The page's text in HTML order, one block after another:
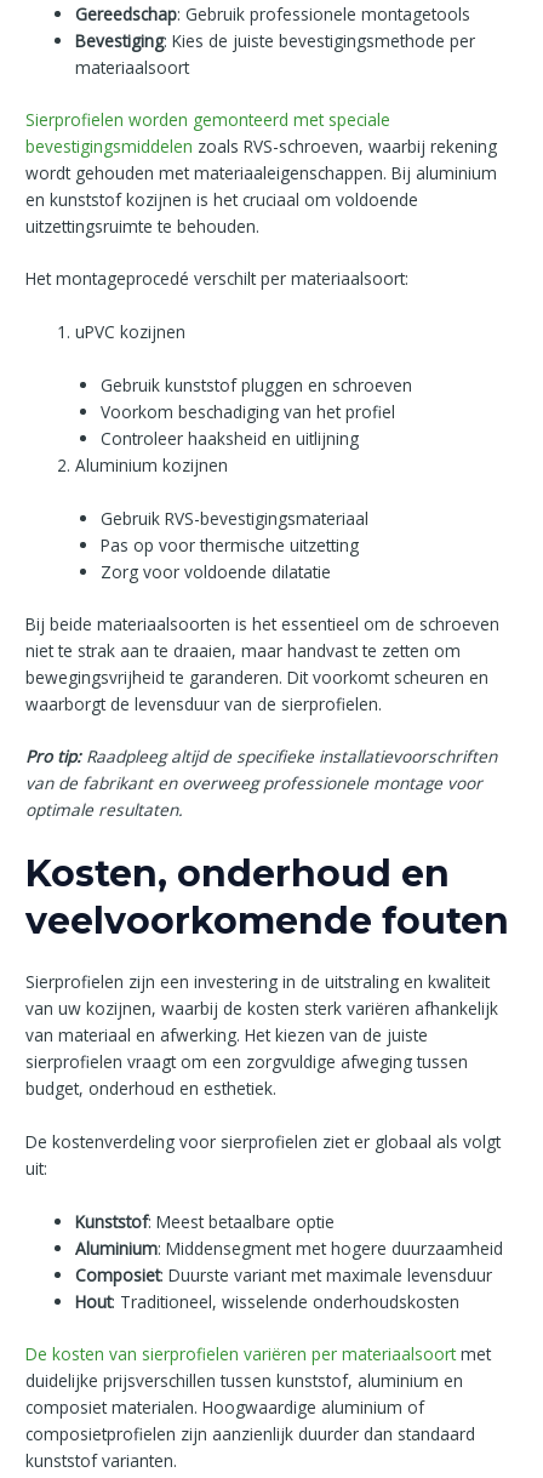
Gereedschap: Gebruik professionele montagetools
Bevestiging: Kies de juiste bevestigingsmethode per
materiaalsoort
Sierprofielen worden gemonteerd met speciale
bevestigingsmiddelen zoals RVS-schroeven, waarbij rekening
wordt gehouden met materiaaleigenschappen. Bij aluminium
en kunststof kozijnen is het cruciaal om voldoende
uitzettingsruimte te behouden.
Het montageprocedé verschilt per materiaalsoort:
uPVC kozijnen
Gebruik kunststof pluggen en schroeven
Voorkom beschadiging van het profiel
Controleer haaksheid en uitlijning
Aluminium kozijnen
Gebruik RVS-bevestigingsmateriaal
Pas op voor thermische uitzetting
Zorg voor voldoende dilatatie
Bij beide materiaalsoorten is het essentieel om de schroeven
niet te strak aan te draaien, maar handvast te zetten om
bewegingsvrijheid te garanderen. Dit voorkomt scheuren en
waarborgt de levensduur van de sierprofielen.
Pro tip: Raadpleeg altijd de specifieke installatievoorschriften
van de fabrikant en overweeg professionele montage voor
optimale resultaten.
Kosten, onderhoud en
veelvoorkomende fouten
Sierprofielen zijn een investering in de uitstraling en kwaliteit
van uw kozijnen, waarbij de kosten sterk variëren afhankelijk
van materiaal en afwerking. Het kiezen van de juiste
sierprofielen vraagt om een zorgvuldige afweging tussen
budget, onderhoud en esthetiek.
De kostenverdeling voor sierprofielen ziet er globaal als volgt
uit:
Kunststof: Meest betaalbare optie
Aluminium: Middensegment met hogere duurzaamheid
Composiet: Duurste variant met maximale levensduur
Hout: Traditioneel, wisselende onderhoudskosten
De kosten van sierprofielen variëren per materiaalsoortmet
duidelijke prijsverschillen tussen kunststof, aluminium en
composiet materialen. Hoogwaardige aluminium of
composietprofielen zijn aanzienlijk duurder dan standaard
kunststof varianten.